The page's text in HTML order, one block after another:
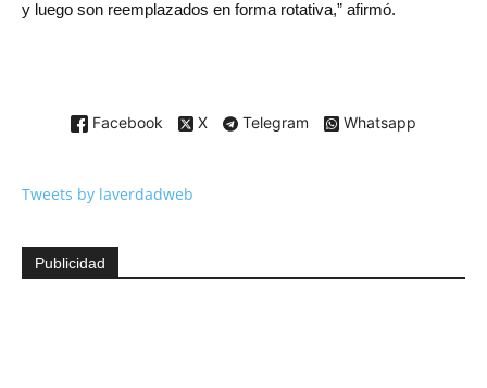
y luego son reemplazados en forma rotativa,” afirmó.
Facebook X Telegram Whatsapp
Tweets by laverdadweb
Publicidad